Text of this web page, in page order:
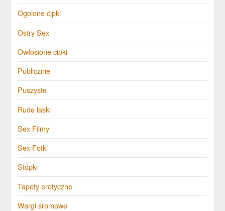
Ogolone cipki
Ostry Sex
Owłosione cipki
Publicznie
Puszyste
Rude laski
Sex Filmy
Sex Fotki
Stópki
Tapety erotyczne
Wargi sromowe